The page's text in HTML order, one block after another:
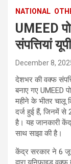
NATIONAL
UMEED
संपत्तियां
December 8,
देशभर की वक्फ
बनाए गए UMEED
महीने के भीतर चालू
दर्ज हुई हैं, जिनमें से
है। यह जानकारी
साथ साझा की है।
केंद्र सरकार ने 6